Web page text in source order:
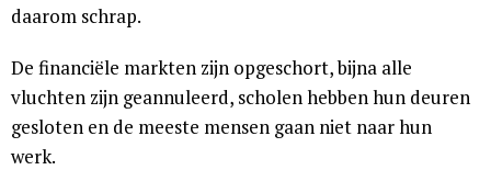
daarom schrap.
De financiële markten zijn opgeschort, bijna alle
vluchten zijn geannuleerd, scholen hebben hun deuren
gesloten en de meeste mensen gaan niet naar hun
werk.